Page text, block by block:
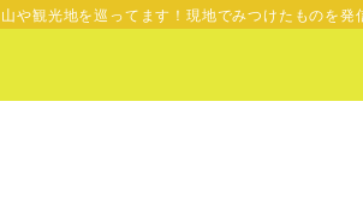
や観光地を巡ってます！現地でみつけたものを発